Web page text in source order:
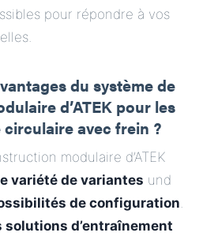
pour répondre à vos
du système de
d’ATEK pour les
avec frein ?
modulaire d’ATEK
variété de variantes und
de configuration.
solutions d’entraînement